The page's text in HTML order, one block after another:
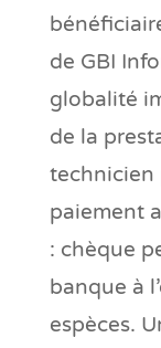
de GBI
globalité
de la
technicien
paiement
: chèque
banque à
espèces.